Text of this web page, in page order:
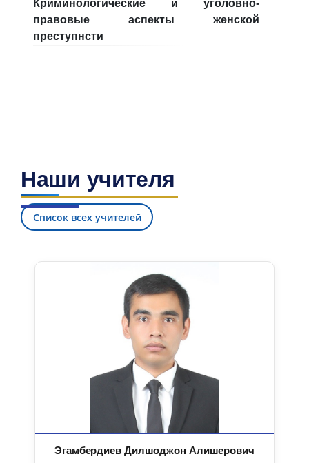
Криминологические и уголовно-
правовые аспекты женской
преступнсти
Наши учителя
Список всех учителей
Эгамбердиев Дилшоджон Алишерович